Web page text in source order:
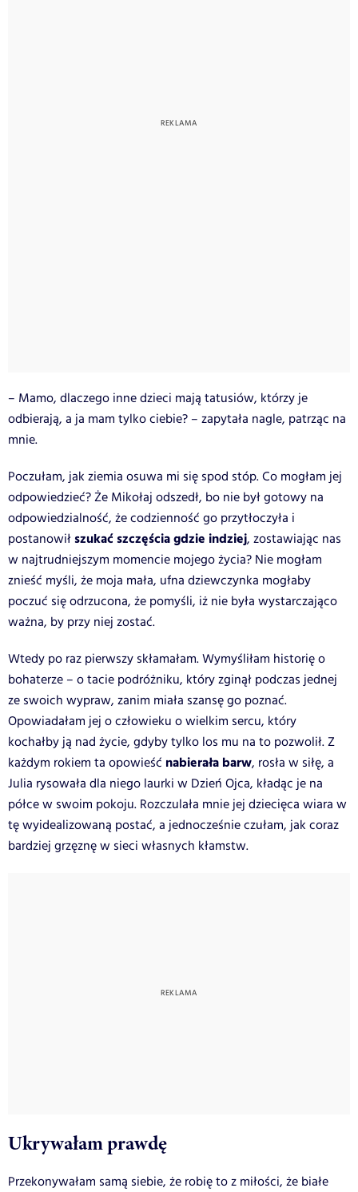
– Mamo, dlaczego inne dzieci mają tatusiów, którzy je
odbierają, a ja mam tylko ciebie? – zapytała nagle, patrząc na
mnie.
Poczułam, jak ziemia osuwa mi się spod stóp. Co mogłam jej
odpowiedzieć? Że Mikołaj odszedł, bo nie był gotowy na
odpowiedzialność, że codzienność go przytłoczyła i
postanowiłszukać szczęścia gdzie indziej, zostawiając nas
w najtrudniejszym momencie mojego życia? Nie mogłam
znieść myśli, że moja mała, ufna dziewczynka mogłaby
poczuć się odrzucona, że pomyśli, iż nie była wystarczająco
ważna, by przy niej zostać.
Wtedy po raz pierwszy skłamałam. Wymyśliłam historię o
bohaterze – o tacie podróżniku, który zginął podczas jednej
ze swoich wypraw, zanim miała szansę go poznać.
Opowiadałam jej o człowieku o wielkim sercu, który
kochałby ją nad życie, gdyby tylko los mu na to pozwolił. Z
każdym rokiem ta opowieść nabierała barw, rosła w siłę, a
Julia rysowała dla niego laurki w Dzień Ojca, kładąc je na
półce w swoim pokoju. Rozczulała mnie jej dziecięca wiara w
tę wyidealizowaną postać, a jednocześnie czułam, jak coraz
bardziej grzęznę w sieci własnych kłamstw.
Ukrywałam prawdę
Przekonywałam samą siebie, że robię to z miłości, że białe